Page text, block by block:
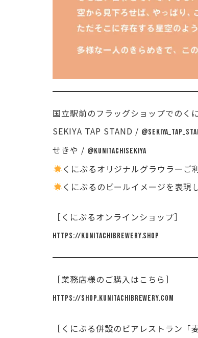
国立駅前のフラッグショップでのく
SEKIYA TAP STAND /
せきや / @kunitachisekiya
くにぶるオリジナルグラウラーご
くにぶるのビールイメージを表現
［くにぶるオンラインショップ］
https://kunitachibrewery.shop
［業務店様のご購入はこちら］
https://shop.kunitachibrewery.com
［くにぶる併設のビアレストラン「